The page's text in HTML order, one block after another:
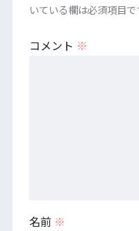
いている欄は必須項目で
コメント ※
名前 ※